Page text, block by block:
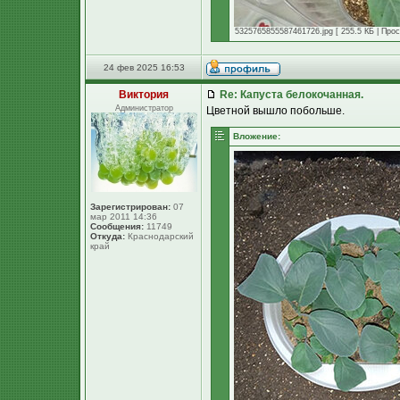
5325765855587461726.jpg [ 255.5 КБ |
24 фев 2025 16:53
Виктория
Администратор
Зарегистрирован: 07
мар 2011 14:36
Сообщения: 11749
Откуда: Краснодарский
край
Re: Капуста белокочанная.
Цветной вышло побольше.
Вложение: